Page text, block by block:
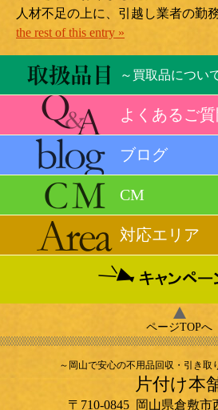
人材不足の上に、引越し業者の勤
the rest of this entry »
～買取品につい
よくあるご質
ブログ
CM
対応エリア
ページTOPへ
～岡山で安心の不用品回収・引き取
片付け本
〒710-0845 岡山県倉敷市